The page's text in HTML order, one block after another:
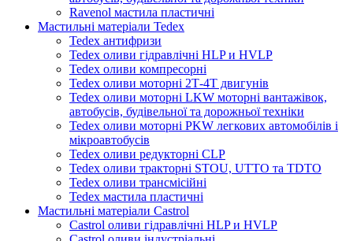
Ravenol мастила пластичні
Мастильні матеріали Tedex
Tedex антифризи
Tedex оливи гідравлічні HLP и HVLP
Tedex оливи компресорні
Tedex оливи моторні 2Т-4Т двигунів
Tedex оливи моторні LKW моторні вантажівок,
автобусів, будівельної та дорожньої техніки
Tedex оливи моторні PKW легкових автомобілів і
мікроавтобусів
Tedex оливи редукторні CLP
Tedex оливи тракторні STOU, UTTO та TDTO
Tedex оливи трансмісійні
Tedex мастила пластичні
Мастильні матеріали Castrol
Castrol оливи гідравлічні HLP и HVLP